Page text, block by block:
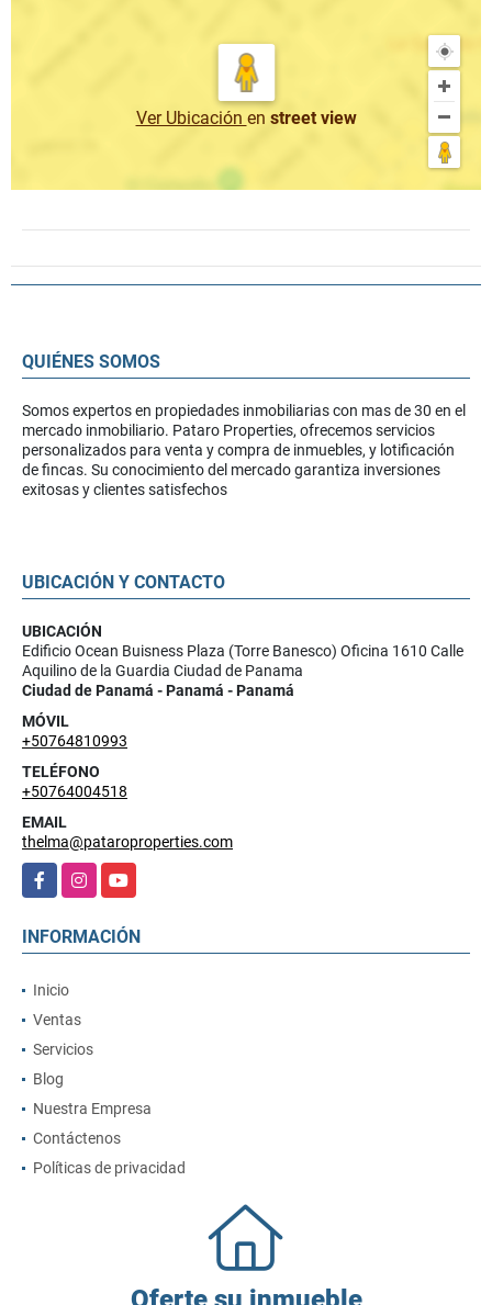
Ver Ubicación en street view
QUIÉNES SOMOS
Somos expertos en propiedades inmobiliarias con mas de 30 en el
mercado inmobiliario. Pataro Properties, ofrecemos servicios
personalizados para venta y compra de inmuebles, y lotificación
de fincas. Su conocimiento del mercado garantiza inversiones
exitosas y clientes satisfechos
UBICACIÓN Y CONTACTO
UBICACIÓN
Edificio Ocean Buisness Plaza (Torre Banesco) Oficina 1610 Calle
Aquilino de la Guardia Ciudad de Panama
Ciudad de Panamá - Panamá - Panamá
MÓVIL
+50764810993
TELÉFONO
+50764004518
EMAIL
thelma@pataroproperties.com
FacebookInstagramYouTube
INFORMACIÓN
Inicio
Ventas
Servicios
Blog
Nuestra Empresa
Contáctenos
Políticas de privacidad